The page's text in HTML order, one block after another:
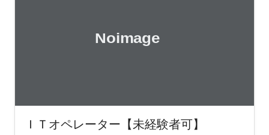
ＩＴオペレーター【未経験者可】